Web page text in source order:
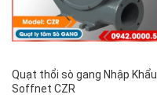
Quạt thổi sò gang Nhập Khẩu
Soffnet CZR